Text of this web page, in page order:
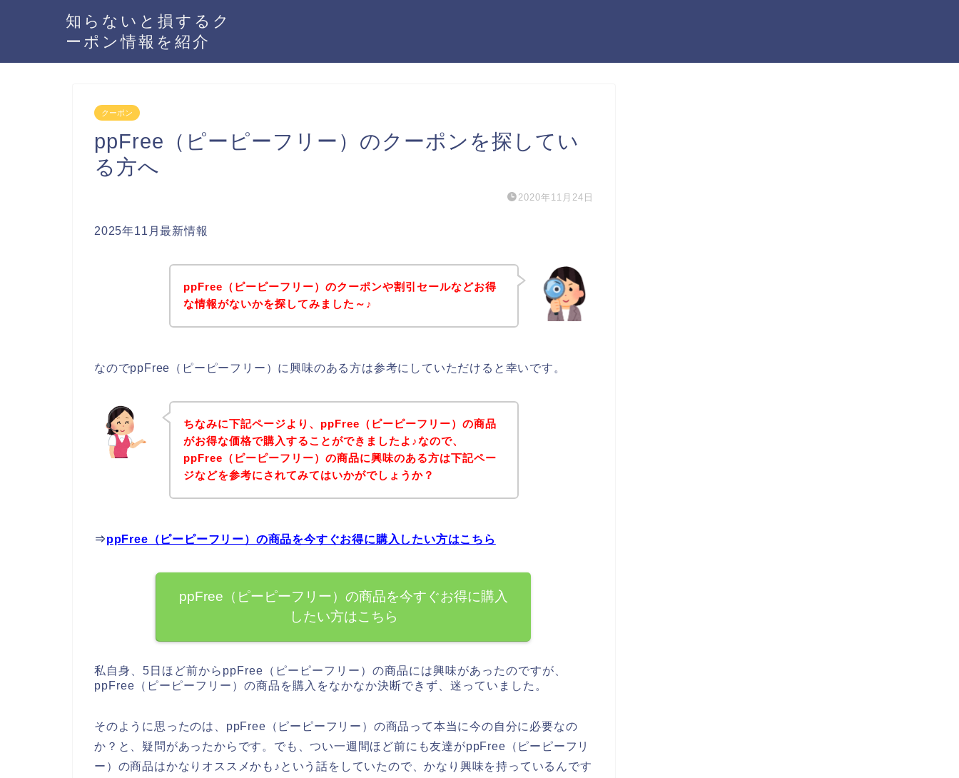
知らないと損するク
ーポン情報を紹介
クーポン
ppFree（ピーピーフリー）のクーポンを探してい
る方へ
2020年11月24日
2025年11月最新情報
ppFree（ピーピーフリー）のクーポンや割引セールなどお得
な情報がないかを探してみました～♪
なのでppFree（ピーピーフリー）に興味のある方は参考にしていただけると幸いです。
ちなみに下記ページより、ppFree（ピーピーフリー）の商品
がお得な価格で購入することができましたよ♪なので、
ppFree（ピーピーフリー）の商品に興味のある方は下記ペー
ジなどを参考にされてみてはいかがでしょうか？
⇒ppFree（ピーピーフリー）の商品を今すぐお得に購入したい方はこちら
ppFree（ピーピーフリー）の商品を今すぐお得に購入
したい方はこちら
私自身、5日ほど前からppFree（ピーピーフリー）の商品には興味があったのですが、
ppFree（ピーピーフリー）の商品を購入をなかなか決断できず、迷っていました。
そのように思ったのは、ppFree（ピーピーフリー）の商品って本当に今の自分に必要なの
か？と、疑問があったからです。でも、つい一週間ほど前にも友達がppFree（ピーピーフリ
ー）の商品はかなりオススメかも♪という話をしていたので、かなり興味を持っているんです